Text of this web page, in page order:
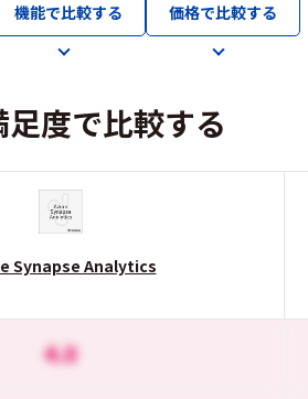
機能で比較する 価格で比較する
足度で比較する
Synapse Analytics
4.0